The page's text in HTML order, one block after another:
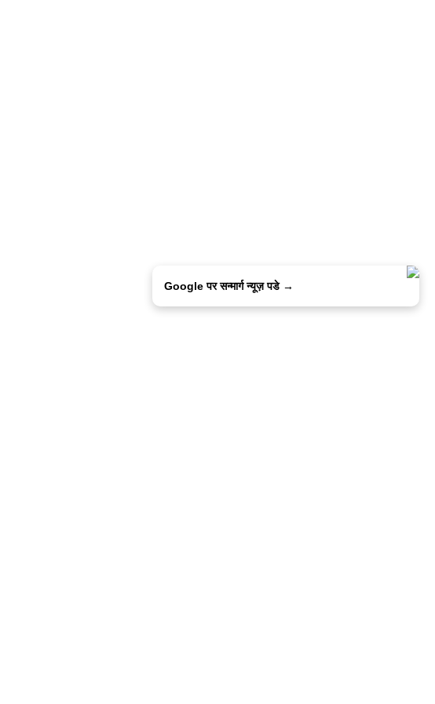
Google पर सन्मार्ग न्यूज़ पडे →